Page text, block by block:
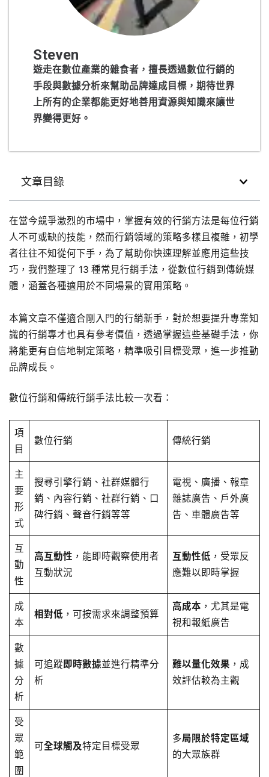
Steven
遊走在數位產業的雜食者，擅長透過數位行銷的
手段與數據分析來幫助品牌達成目標，期待世界
上所有的企業都能更好地善用資源與知識來讓世
界變得更好。
文章目錄
在當今競爭激烈的市場中，掌握有效的行銷方法是每位行銷
人不可或缺的技能，然而行銷領域的策略多樣且複雜，初學
者往往不知從何下手，為了幫助你快速理解並應用這些技
巧，我們整理了 13 種常見行銷手法，從數位行銷到傳統媒
體，涵蓋各種適用於不同場景的實用策略。
本篇文章不僅適合剛入門的行銷新手，對於想要提升專業知
識的行銷專才也具有參考價值，透過掌握這些基礎手法，你
將能更有自信地制定策略，精準吸引目標受眾，進一步推動
品牌成長。
數位行銷和傳統行銷手法比較一次看：
項
目
數位行銷 傳統行銷
主
要
形
式
搜尋引擎行銷、社群媒體行
銷、內容行銷、社群行銷、口
碑行銷、聲音行銷等等
電視、廣播、報章
雜誌廣告、戶外廣
告、車體廣告等
互
動
性
高互動性 ，能即時觀察使用者
互動狀況
互動性低 ，受眾反
應難以即時掌握
成
本
相對低 ，可按需求來調整預算
高成本 ，尤其是電
視和報紙廣告
數
據
分
析
可追蹤 即時數據並進行精準分
析
難以量化效果 ，成
效評估較為主觀
受
眾
範
圍
可全球觸及特定目標受眾
多局限於特定區域
的大眾族群